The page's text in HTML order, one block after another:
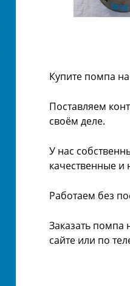
Купите помпа
Поставляем
своём деле.
У нас
качественные и
Работаем без
Заказать
сайте или по